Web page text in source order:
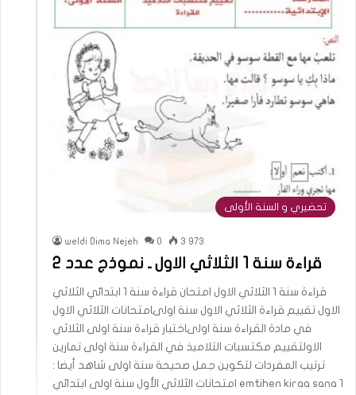
تحضيري و السنة الأولى
weldi Dima Nejeh 0 3 973
قراءة سنة 1 الثلاثي الاول ـ نموذج عدد 2
قراءة سنة 1 الثلاثي الاول امتحان قراءة سنة 1 ابتدائي الثلاثي
الاول تقييم قراءة الثلاثي الاول سنة اولىامتحانات الثلاثي الاول
في مادة القراءة سنة اولىاختبار قراءة سنة اولى الثلاثي
الاولتقييم مكتسبات التلاميذ في القراءة سنة اولى تمارين
ترتيب المفردات لتكوين جمل صحيحة سنة اولى شاهد أيضا :
امتحانات الثلاثي الأول سنة اولى ابتدائي emtihen kiraa sana 1